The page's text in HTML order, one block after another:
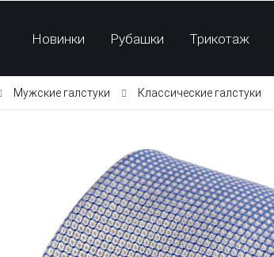
Новинки Рубашки Трикотаж
Мужские галстуки Классические галстуки